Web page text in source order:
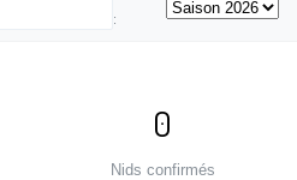
:
0
Nids confirmés